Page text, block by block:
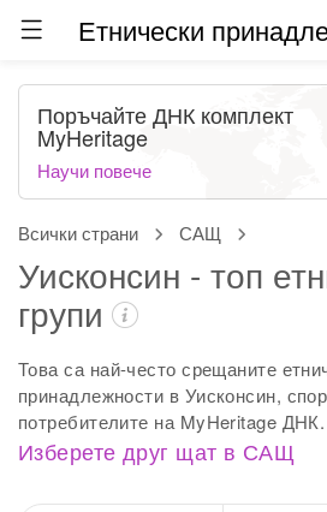
Всички страни САЩ
Уисконсин - топ
групи
Това са най-често срещаните
принадлежности в Уисконсин,
потребителите на MyHeritage ДНК.
Изберете друг щат в САЩ
Поръчайте ДНК комплект
MyHeritage
Научи повече